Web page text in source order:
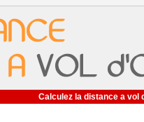
Calculez la distance a vol